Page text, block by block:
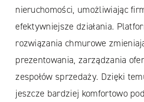
nieruchomości, umożliwiając
efektywniejsze działania.
rozwiązania chmurowe
prezentowania, zarządzania
zespołów sprzedaży. Dzięki
jeszcze bardziej komfortowo